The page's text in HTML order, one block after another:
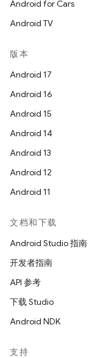
Android for Cars
Android TV
版本
Android 17
Android 16
Android 15
Android 14
Android 13
Android 12
Android 11
文档和下载
Android Studio 指南
开发者指南
API 参考
下载 Studio
Android NDK
支持